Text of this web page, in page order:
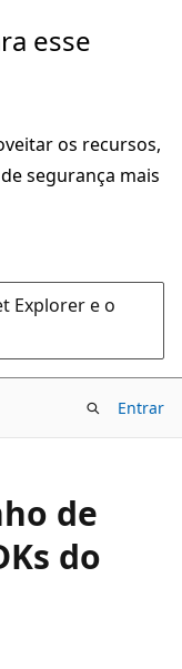
esse
os recursos,
segurança mais
Explorer e o
Entrar
de
do